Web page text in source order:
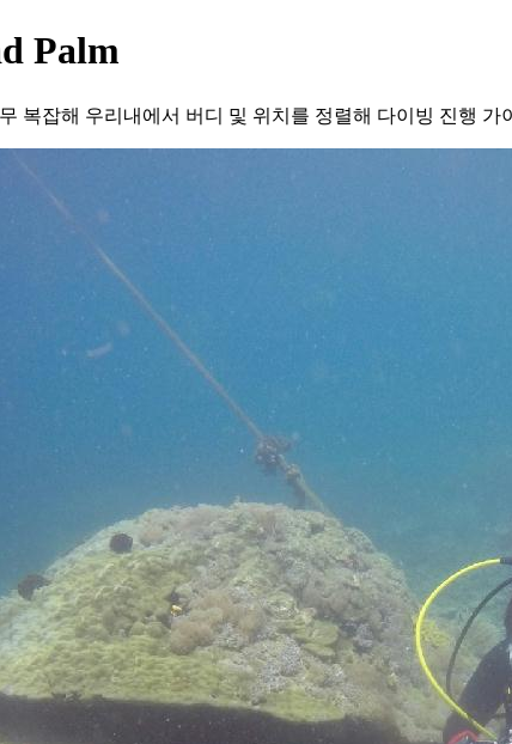
Palm
복잡해 우리내에서 버디 및 위치를 정렬해 다이빙 진행